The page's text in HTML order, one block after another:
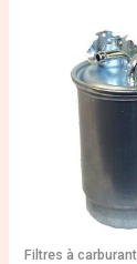
Filtres à